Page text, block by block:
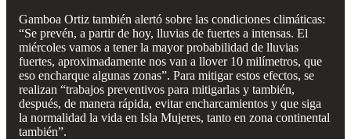
Gamboa Ortiz también alertó sobre las condiciones climáticas:
“Se prevén, a partir de hoy, lluvias de fuertes a intensas. El
miércoles vamos a tener la mayor probabilidad de lluvias
fuertes, aproximadamente nos van a llover 10 milímetros, que
eso encharque algunas zonas”. Para mitigar estos efectos, se
realizan “trabajos preventivos para mitigarlas y también,
después, de manera rápida, evitar encharcamientos y que siga
la normalidad la vida en Isla Mujeres, tanto en zona continental
también”.